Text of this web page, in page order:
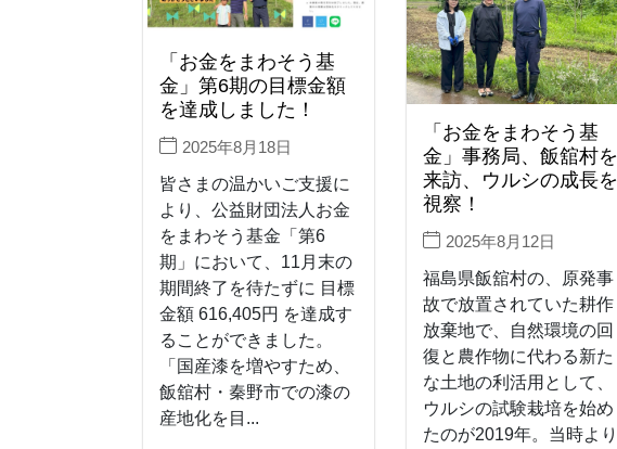
「お金をまわそう基
金」第6期の目標金額
を達成しました！
2025年8月18日
皆さまの温かいご支援に
より、公益財団法人お金
をまわそう基金「第6
期」において、11月末の
期間終了を待たずに 目標
金額 616,405円 を達成す
ることができました。
「国産漆を増やすため、
飯舘村・秦野市での漆の
産地化を目...
「お金をまわそう基
金」事務局、飯舘村を
来訪、ウルシの成長を
視察！
2025年8月12日
福島県飯舘村の、原発事
故で放置されていた耕作
放棄地で、自然環境の回
復と農作物に代わる新た
な土地の利活用として、
ウルシの試験栽培を始め
たのが2019年。当時より